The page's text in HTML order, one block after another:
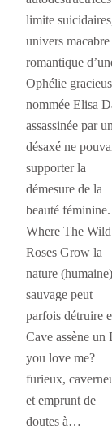
limite
univers macabre
romantique
Ophélie
nommée Elisa
assassinée par
désaxé ne
supporter la
démesure de la
beauté féminine.
Where The Wild
Roses Grow la
nature (humaine)
sauvage peut
parfois détruire
Cave assène un
you love me?
furieux,
et emprunt de
doutes à…